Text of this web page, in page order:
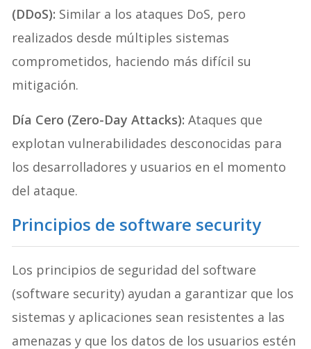
(DDoS): Similar a los ataques DoS, pero
realizados desde múltiples sistemas
comprometidos, haciendo más difícil su
mitigación.
Día Cero (Zero-Day Attacks): Ataques que
explotan vulnerabilidades desconocidas para
los desarrolladores y usuarios en el momento
del ataque.
Principios de software security
Los principios de seguridad del software
(software security) ayudan a garantizar que los
sistemas y aplicaciones sean resistentes a las
amenazas y que los datos de los usuarios estén